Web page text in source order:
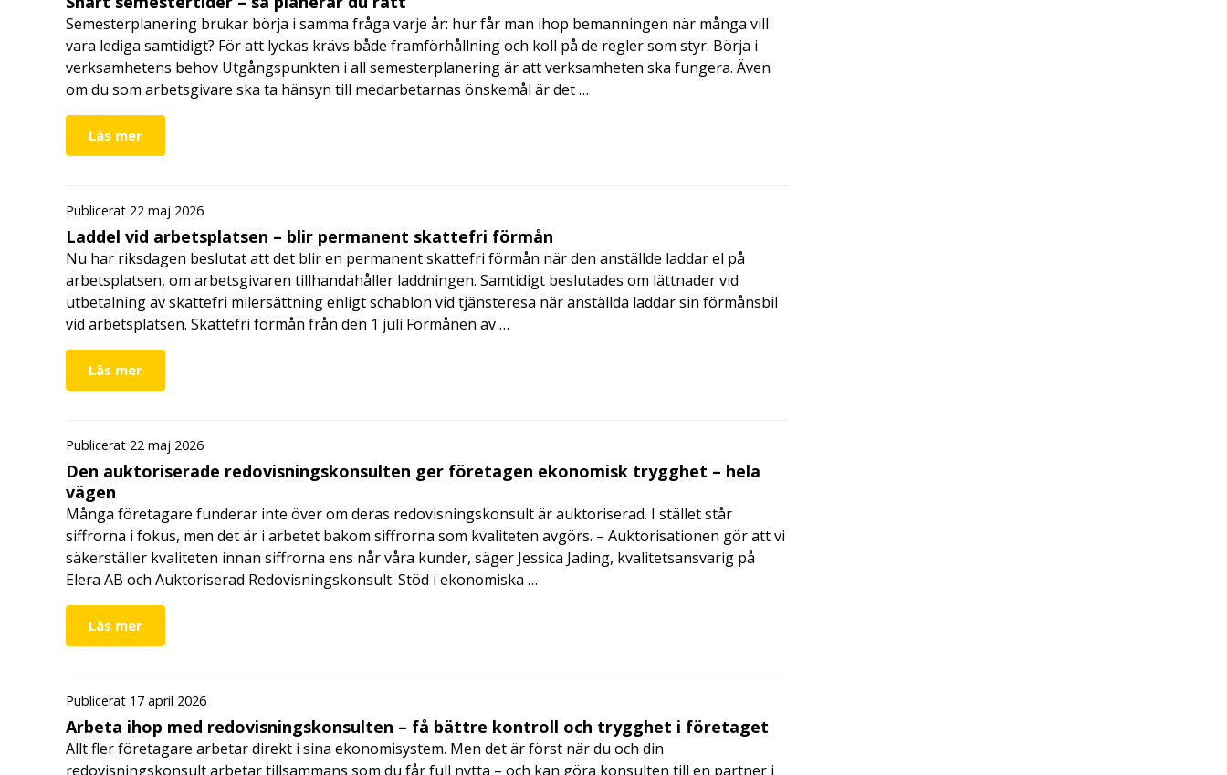
Semesterplanering brukar börja i samma fråga varje år: hur får man ihop bemanningen när många vill
vara lediga samtidigt? För att lyckas krävs både framförhållning och koll på de regler som styr. Börja i
verksamhetens behov Utgångspunkten i all semesterplanering är att verksamheten ska fungera. Även
om du som arbetsgivare ska ta hänsyn till medarbetarnas önskemål är det …
Läs mer
Publicerat 22 maj 2026
Laddel vid arbetsplatsen – blir permanent skattefri förmån
Nu har riksdagen beslutat att det blir en permanent skattefri förmån när den anställde laddar el på
arbetsplatsen, om arbetsgivaren tillhandahåller laddningen. Samtidigt beslutades om lättnader vid
utbetalning av skattefri milersättning enligt schablon vid tjänsteresa när anställda laddar sin förmånsbil
vid arbetsplatsen. Skattefri förmån från den 1 juli Förmånen av …
Läs mer
Publicerat 22 maj 2026
Den auktoriserade redovisningskonsulten ger företagen ekonomisk trygghet – hela
vägen
Många företagare funderar inte över om deras redovisningskonsult är auktoriserad. I stället står
siffrorna i fokus, men det är i arbetet bakom siffrorna som kvaliteten avgörs. – Auktorisationen gör att vi
säkerställer kvaliteten innan siffrorna ens når våra kunder, säger Jessica Jading, kvalitetsansvarig på
Elera AB och Auktoriserad Redovisningskonsult. Stöd i ekonomiska …
Läs mer
Publicerat 17 april 2026
Arbeta ihop med redovisningskonsulten – få bättre kontroll och trygghet i företaget
Allt fler företagare arbetar direkt i sina ekonomisystem. Men det är först när du och din
redovisningskonsult arbetar tillsammans som du får full nytta – och kan göra konsulten till en partner i